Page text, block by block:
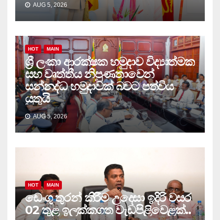
AUG 5, 2026
HOT MAIN
ශ්‍රී ලංකා ආරක්ෂක හමුදාව විද්‍යාත්මක
සහ වෘත්තීය නිපුණතාවෙන්
සන්නද්ධ හමුදාවක් බවට පත්විය
යුතුයි
AUG 5, 2026
HOT MAIN
ඩෙංගු තුරන් කිරීම උදෙසා ඉදිරි වසර
02 තුළ ඉලක්කගත වැඩපිළිවෙළක්..